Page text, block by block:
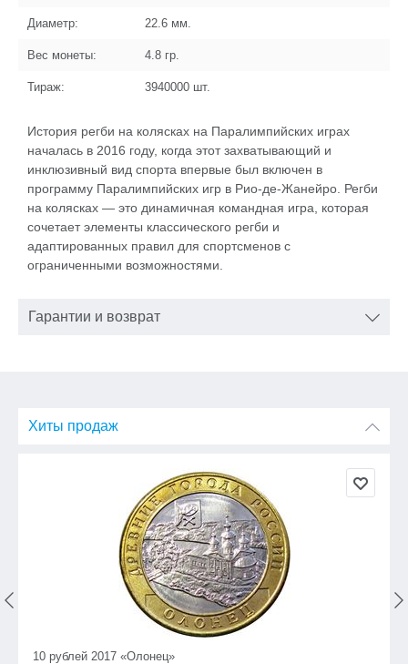
Диаметр: 22.6 мм.
Вес монеты: 4.8 гр.
Тираж: 3940000 шт.
История регби на колясках на Паралимпийских играх
началась в 2016 году, когда этот захватывающий и
инклюзивный вид спорта впервые был включен в
программу Паралимпийских игр в Рио-де-Жанейро. Регби
на колясках — это динамичная командная игра, которая
сочетает элементы классического регби и
адаптированных правил для спортсменов с
ограниченными возможностями.
Гарантии и возврат
Хиты продаж
10 рублей 2017 «Олонец»